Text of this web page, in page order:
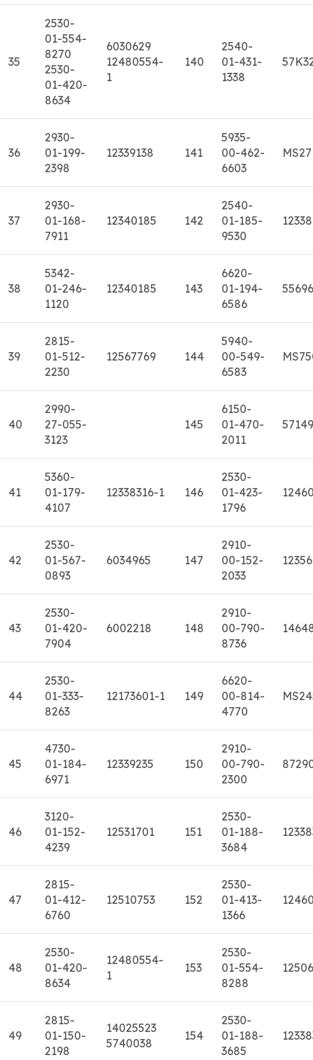
35
2530-
01-554-
8270
2530-
01-420-
8634
6030629
12480554-
1
140
2540-
01-431-
1338
36
2930-
01-199-
2398
12339138 141
5935-
00-462-
6603
37
2930-
01-168-
7911
12340185 142
2540-
01-185-
9530
38
5342-
01-246-
1120
12340185 143
6620-
01-194-
6586
39
2815-
01-512-
2230
12567769 144
5940-
00-549-
6583
40
2990-
27-055-
3123
145
6150-
01-470-
2011
41
5360-
01-179-
4107
12338316-1 146
2530-
01-423-
1796
42
2530-
01-567-
0893
6034965 147
2910-
00-152-
2033
43
2530-
01-420-
7904
6002218 148
2910-
00-790-
8736
44
2530-
01-333-
8263
12173601-1 149
6620-
00-814-
4770
45
4730-
01-184-
6971
12339235 150
2910-
00-790-
2300
46
3120-
01-152-
4239
12531701 151
2530-
01-188-
3684
47
2815-
01-412-
6760
12510753 152
2530-
01-413-
1366
48
2530-
01-420-
8634
12480554-
1
153
2530-
01-554-
8288
49
2815-
01-150-
2198
14025523
5740038
154
2530-
01-188-
3685